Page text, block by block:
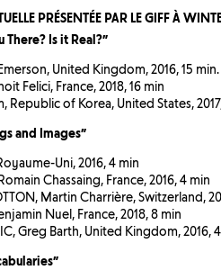
PRÉSENTÉE PAR LE GIFF À
There? Is it Real?”
United Kingdom, 2016, 15 min.
Felici, France, 2018, 16 min
Republic of Korea, United States,
and Images”
Uni, 2016, 4 min
Chassaing, France, 2016, 4 min
Martin Charrière, Switzerland,
Nuel, France, 2018, 8 min
Greg Barth, United Kingdom, 2016,